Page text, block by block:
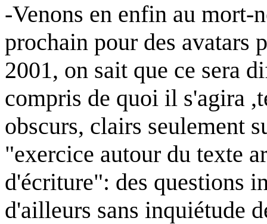
-Venons en enfin au
prochain pour des avatars
2001, on sait que ce sera
compris de quoi il s'agira
obscurs, clairs seulement
"exercice autour du texte
d'écriture": des questions
d'ailleurs sans inquiétude